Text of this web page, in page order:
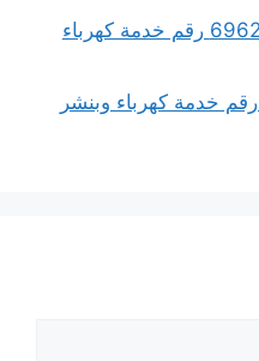
بنشر غرب الجليب 69622745 رقم خدمة كهرباء
بنشر الرابية 69622745 رقم خدمة كهرباء وبنشر